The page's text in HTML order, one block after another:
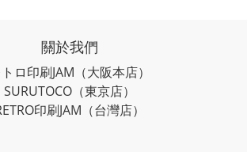
關於我們
ロ印刷JAM （大阪本店）
SURUTOCO （東京店）
印刷JAM （台灣店）